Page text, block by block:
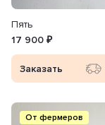
Пять
17 900 ₽
Заказать
От фермеров